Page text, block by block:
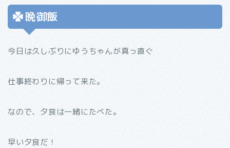
晩御飯
今日は久しぶりにゆうちゃんが真っ直ぐ
仕事終わりに帰って来た。
なので、夕食は一緒にたべた。
早い夕食だ！